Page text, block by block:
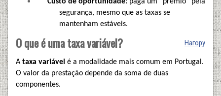
segurança, mesmo que as taxas se
mantenham estáveis.
Нагору
O que é uma taxa variável?
A taxa variável é a modalidade mais comum em Portugal.
O valor da prestação depende da soma de duas
componentes.